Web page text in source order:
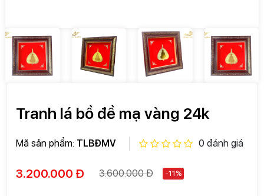
Tranh lá bồ đề mạ vàng 24k
Mã sản phẩm: TLBÐMV 0 đánh giá
3.200.000 Đ 3.600.000 Đ -11%